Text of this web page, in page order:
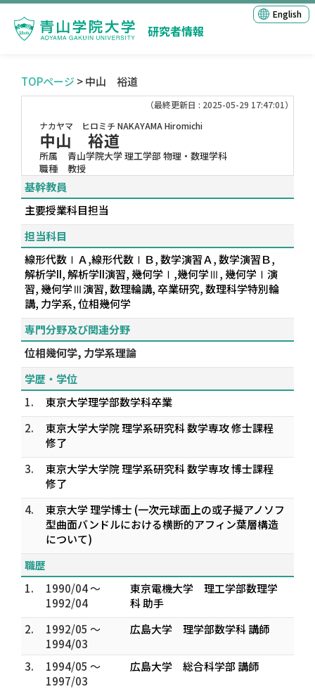
研究者情報
English
TOPページ > 中山 裕道
（最終更新日 : 2025-05-29 17:47:01）
ナカヤマ ヒロミチNAKAYAMA Hiromichi
中山 裕道
所属
青山学院大学 理工学部 物理・数理学科
職種
教授
基幹教員
主要授業科目担当
担当科目
線形代数ⅠＡ,線形代数ⅠＢ, 数学演習Ａ, 数学演習Ｂ,
解析学II, 解析学II演習, 幾何学Ⅰ,幾何学Ⅲ, 幾何学Ⅰ演
習, 幾何学Ⅲ演習, 数理輪講, 卒業研究, 数理科学特別輪
講, 力学系, 位相幾何学
専門分野及び関連分野
位相幾何学, 力学系理論
学歴・学位
1.
東京大学理学部数学科卒業
2.
東京大学大学院 理学系研究科 数学専攻 修士課程
修了
3.
東京大学大学院 理学系研究科 数学専攻 博士課程
修了
4.
東京大学 理学博士 (一次元球面上の或子擬アノソフ
型曲面バンドルにおける横断的アフィン葉層構造
について)
職歴
1.
1990/04 ～
1992/04
東京電機大学 理工学部数理学
科 助手
2.
1992/05 ～
1994/03
広島大学 理学部数学科 講師
3.
1994/05 ～
1997/03
広島大学 総合科学部 講師